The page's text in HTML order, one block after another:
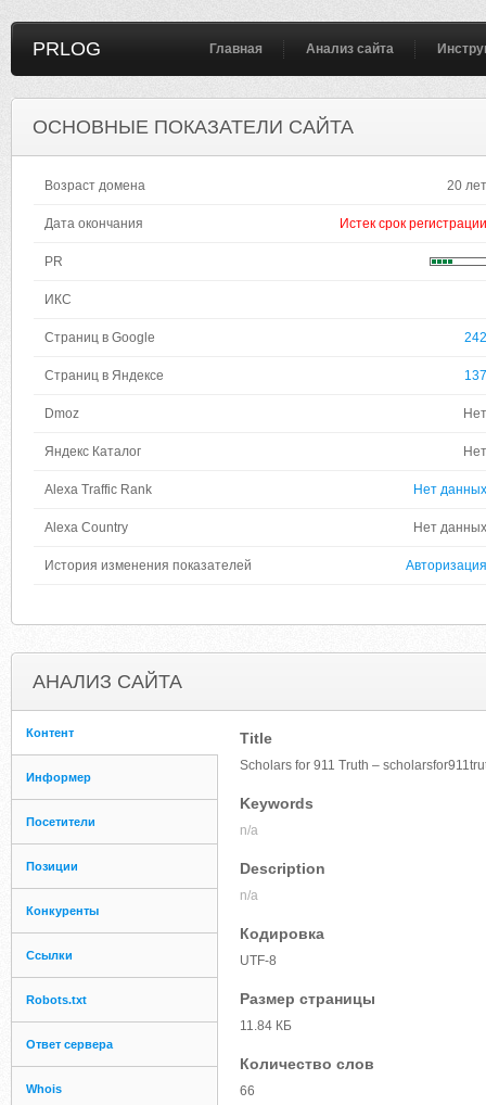
PRLOG Главная Анализ сайта
ОСНОВНЫЕ ПОКАЗАТЕЛИ САЙТА
Возраст домена 20 лет
Дата окончания Истек срок регистрации
PR
ИКС
Страниц в Google 242
Страниц в Яндексе 137
Dmoz Нет
Яндекс Каталог Нет
Alexa Traffic Rank Нет данных
Alexa Country Нет данных
История изменения показателей Авторизация
АНАЛИЗ САЙТА
Контент
Информер
Посетители
Позиции
Конкуренты
Ссылки
Robots.txt
Ответ сервера
Whois
Title
Scholars for 911 Truth –
Keywords
n/a
Description
n/a
Кодировка
UTF-8
Размер страницы
11.84 КБ
Количество слов
66